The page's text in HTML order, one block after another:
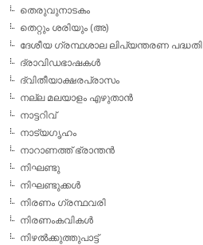
തെരുവുനാടകം
തെറ്റും ശരിയും (അ)
ദേശീയ ഗ്രന്ഥശാല ലിപ്യന്തരണ പദ്ധതി
ദ്രാവിഡഭാഷകള്‍
ദ്വിതീയാക്ഷരപ്രാസം
നല്ല മലയാളം എഴുതാന്‍
നാട്ടറിവ്
നാട്യഗൃഹം
നാറാണത്ത് ഭ്രാന്തന്‍
നിഘണ്ടു
നിഘണ്ടുക്കള്‍
നിരണം ഗ്രന്ഥവരി
നിരണംകവികള്‍
നിഴല്‍ക്കുത്തുപാട്ട്